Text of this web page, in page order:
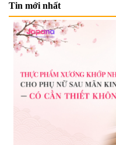
Viên uống bổ gan Ribeto Shoji
543.205
690.000 đ
Tin mới nhất